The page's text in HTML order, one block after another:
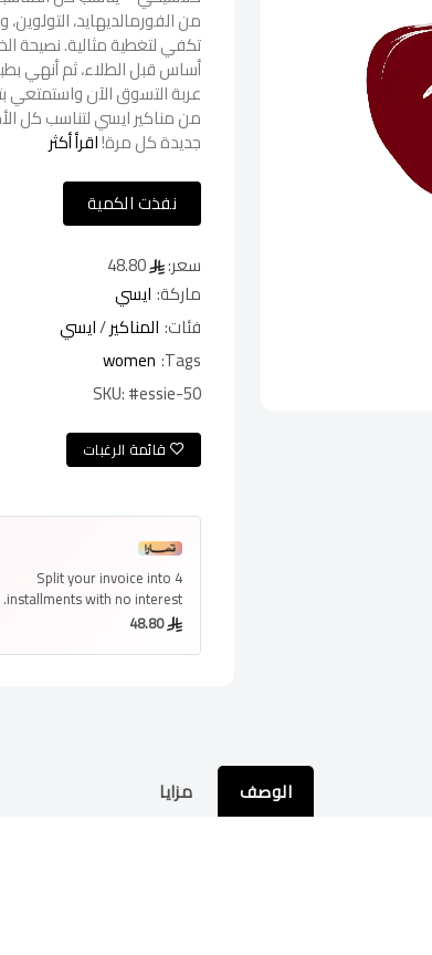
من الفورمالديهايد،
تكفي لتغطية مثالية. نصيحة
أساس قبل الطلاء، ثم أنهي
عربة التسوق الآن واستمتعي
من مناكير ايسي لتناسب كل
جديدة كل مرة!اقرأ أكثر
نفذت الكمية
سعر:
ماركة: ايسي
فئات: المناكير/ايسي
Tags:
women
SKU:#essie-50
قائمة الرغبات
Split your invoice into 4
installmentswith no interest.
48.80
الوصف مزايا